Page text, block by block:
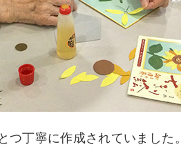
つ丁寧に作成されていました。